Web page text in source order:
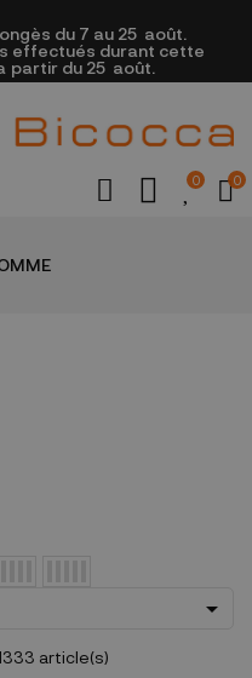
du 7 au 25 août.
effectués durant cette
partir du 25 août.
0 0

article(s)